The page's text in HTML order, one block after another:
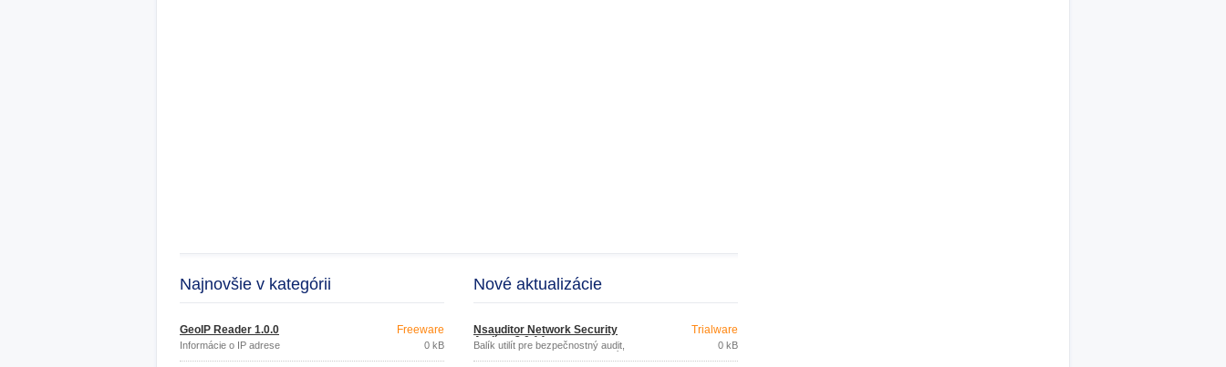
Najnovšie v kategórii
GeoIP Reader 1.0.0
Informácie o IP adrese
Freeware
0 kB
Nové aktualizácie
Nsauditor Network Security
Audítor 3.0.14
Balík utilít pre bezpečnostný audit,
monitorovanie a skenovanie sietí.
Trialware
0 kB